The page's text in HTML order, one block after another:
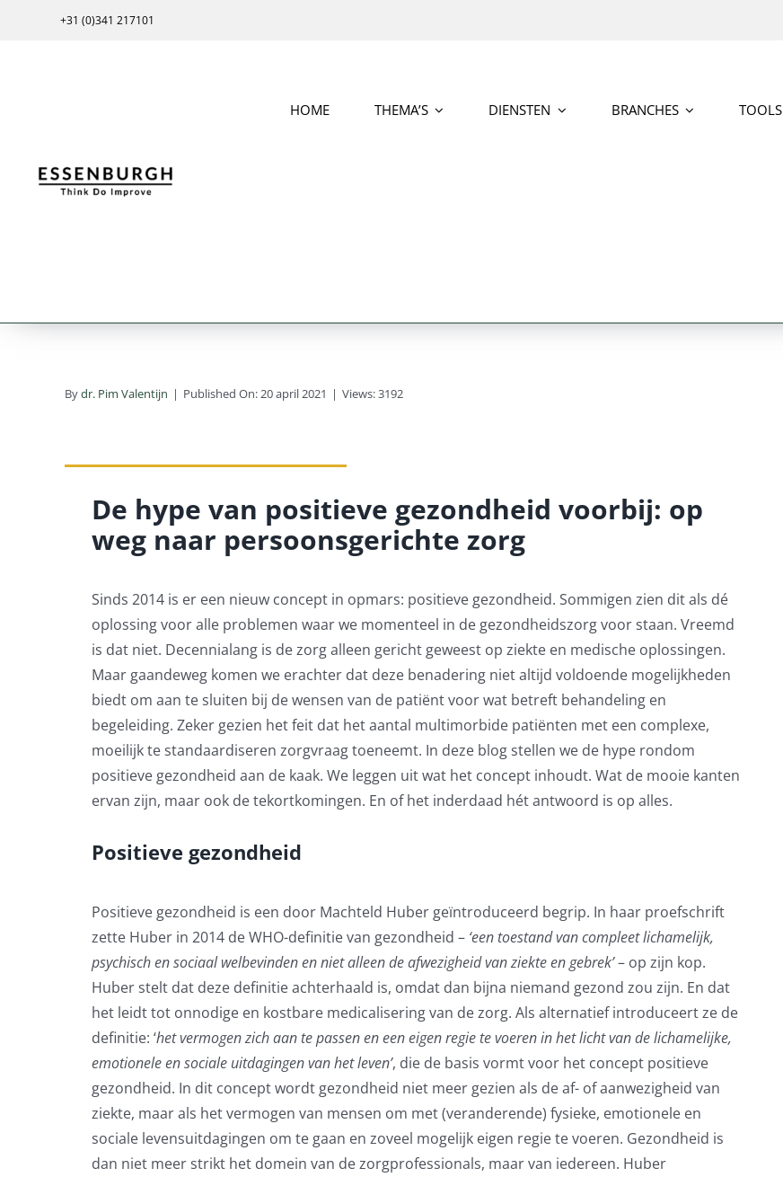
+31 (0)341 217101
HOME THEMA’S DIENSTEN BRANCHES TOOLS
Bydr. Pim Valentijn | Published On: 20 april 2021 | Views: 3192
De hype van positieve gezondheid voorbij: op
weg naar persoonsgerichte zorg
Sinds 2014 is er een nieuw concept in opmars: positieve gezondheid. Sommigen zien dit als dé
oplossing voor alle problemen waar we momenteel in de gezondheidszorg voor staan. Vreemd
is dat niet. Decennialang is de zorg alleen gericht geweest op ziekte en medische oplossingen.
Maar gaandeweg komen we erachter dat deze benadering niet altijd voldoende mogelijkheden
biedt om aan te sluiten bij de wensen van de patiënt voor wat betreft behandeling en
begeleiding. Zeker gezien het feit dat het aantal multimorbide patiënten met een complexe,
moeilijk te standaardiseren zorgvraag toeneemt. In deze blog stellen we de hype rondom
positieve gezondheid aan de kaak. We leggen uit wat het concept inhoudt. Wat de mooie kanten
ervan zijn, maar ook de tekortkomingen. En of het inderdaad hét antwoord is op alles.
Positieve gezondheid
Positieve gezondheid is een door Machteld Huber geïntroduceerd begrip. In haar proefschrift
zette Huber in 2014 de WHO-definitie van gezondheid – ‘een toestand van compleet lichamelijk,
psychisch en sociaal welbevinden en niet alleen de afwezigheid van ziekte en gebrek’– op zijn kop.
Huber stelt dat deze definitie achterhaald is, omdat dan bijna niemand gezond zou zijn. En dat
het leidt tot onnodige en kostbare medicalisering van de zorg. Als alternatief introduceert ze de
definitie: ‘het vermogen zich aan te passen en een eigen regie te voeren in het licht van de lichamelijke,
emotionele en sociale uitdagingen van het leven’, die de basis vormt voor het concept positieve
gezondheid. In dit concept wordt gezondheid niet meer gezien als de af- of aanwezigheid van
ziekte, maar als het vermogen van mensen om met (veranderende) fysieke, emotionele en
sociale levensuitdagingen om te gaan en zoveel mogelijk eigen regie te voeren. Gezondheid is
dan niet meer strikt het domein van de zorgprofessionals, maar van iedereen. Huber